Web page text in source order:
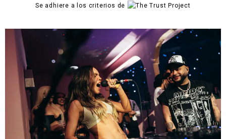
Se adhiere a los criterios de